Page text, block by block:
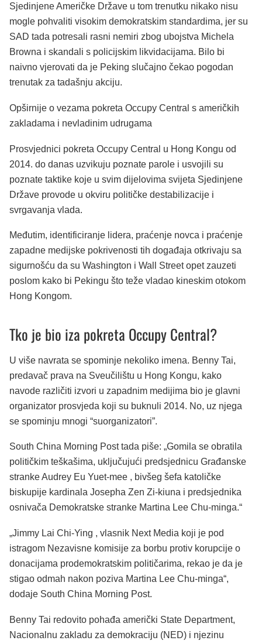
Sjedinjene Američke Države u tom trenutku nikako nisu
mogle pohvaliti visokim demokratskim standardima, jer su
SAD tada potresali rasni nemiri zbog ubojstva Michela
Browna i skandali s policijskim likvidacijama. Bilo bi
naivno vjerovati da je Peking slučajno čekao pogodan
trenutak za tadašnju akciju.
Opširnije o vezama pokreta Occupy Central s američkih
zakladama i nevladinim udrugama
Prosvjednici pokreta Occupy Central u Hong Kongu od
2014. do danas uzvikuju poznate parole i usvojili su
poznate taktike koje u svim dijelovima svijeta Sjedinjene
Države provode u okviru političke destabilizacije i
svrgavanja vlada.
Međutim, identificiranje lidera, praćenje novca i praćenje
zapadne medijske pokrivenosti tih događaja otkrivaju sa
sigurnošću da su Washington i Wall Street opet zauzeti
poslom kako bi Pekingu što teže vladao kineskim otokom
Hong Kongom.
Tko je bio iza pokreta Occupy Central?
U više navrata se spominje nekoliko imena. Benny Tai,
predavač prava na Sveučilištu u Hong Kongu, kako
navode različiti izvori u zapadnim medijima bio je glavni
organizator prosvjeda koji su buknuli 2014. No, uz njega
se spominju mnogi “suorganizatori”.
South China Morning Post tada piše: „Gomila se obratila
političkim teškašima, uključujući predsjednicu Građanske
stranke Audrey Eu Yuet-mee , bivšeg šefa katoličke
biskupije kardinala Josepha Zen Zi-kiuna i predsjednika
osnivača Demokratske stranke Martina Lee Chu-minga.“
„Jimmy Lai Chi-Ying , vlasnik Next Media koji je pod
istragom Nezavisne komisije za borbu protiv korupcije o
donacijama prodemokratskim političarima, rekao je da je
stigao odmah nakon poziva Martina Lee Chu-minga“,
dodaje South China Morning Post.
Benny Tai redovito pohađa američki State Department,
Nacionalnu zakladu za demokraciju (NED) i njezinu